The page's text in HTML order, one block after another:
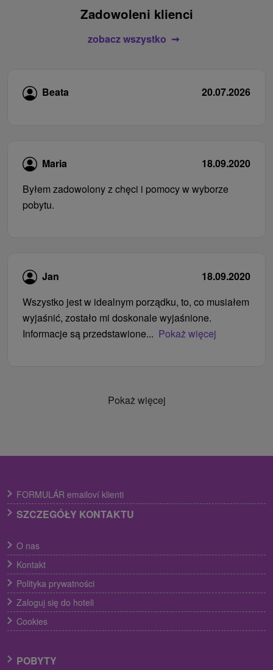
Zadowoleni klienci
zobacz wszystko
Beata 20.07.2026
Maria
18.09.2020
Byłem zadowolony z chęci i pomocy w wyborze
pobytu.
Jan
18.09.2020
Wszystko jest w idealnym porządku, to, co musiałem
wyjaśnić, zostało mi doskonale wyjaśnione.
Informacje są przedstawione... Pokaż więcej
Pokaż więcej
FORMULÁR emailoví klienti
SZCZEGÓŁY KONTAKTU
O nas
Kontakt
Polityka prywatności
Zaloguj się do hoteli
Cookies
POBYTY